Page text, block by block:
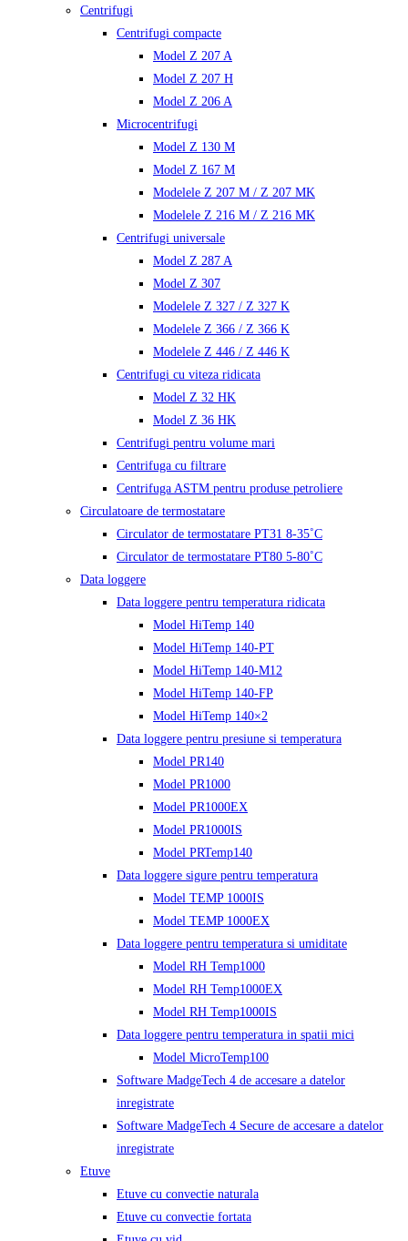
Centrifugi
Centrifugi compacte
Model Z 207 A
Model Z 207 H
Model Z 206 A
Microcentrifugi
Model Z 130 M
Model Z 167 M
Modelele Z 207 M / Z 207 MK
Modelele Z 216 M / Z 216 MK
Centrifugi universale
Model Z 287 A
Model Z 307
Modelele Z 327 / Z 327 K
Modelele Z 366 / Z 366 K
Modelele Z 446 / Z 446 K
Centrifugi cu viteza ridicata
Model Z 32 HK
Model Z 36 HK
Centrifugi pentru volume mari
Centrifuga cu filtrare
Centrifuga ASTM pentru produse petroliere
Circulatoare de termostatare
Circulator de termostatare PT31 8-35˚C
Circulator de termostatare PT80 5-80˚C
Data loggere
Data loggere pentru temperatura ridicata
Model HiTemp 140
Model HiTemp 140-PT
Model HiTemp 140-M12
Model HiTemp 140-FP
Model HiTemp 140×2
Data loggere pentru presiune si temperatura
Model PR140
Model PR1000
Model PR1000EX
Model PR1000IS
Model PRTemp140
Data loggere sigure pentru temperatura
Model TEMP 1000IS
Model TEMP 1000EX
Data loggere pentru temperatura si umiditate
Model RH Temp1000
Model RH Temp1000EX
Model RH Temp1000IS
Data loggere pentru temperatura in spatii mici
Model MicroTemp100
Software MadgeTech 4 de accesare a datelor
inregistrate
Software MadgeTech 4 Secure de accesare a datelor
inregistrate
Etuve
Etuve cu convectie naturala
Etuve cu convectie fortata